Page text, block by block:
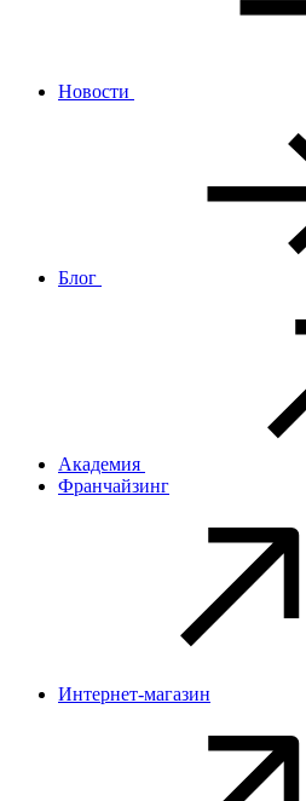
Новости
Блог
Академия
Франчайзинг
Интернет-магазин